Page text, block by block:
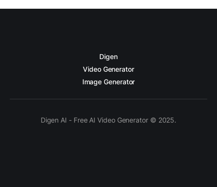
Digen
Video Generator
Image Generator
Digen AI - Free AI Video Generator © 2025.